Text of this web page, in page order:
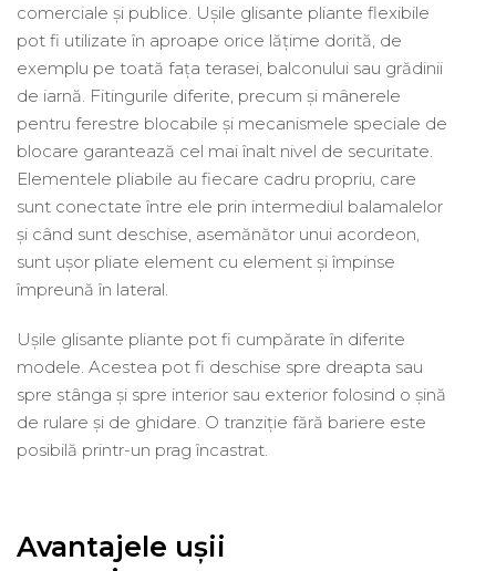
comerciale și publice. Ușile glisante pliante flexibile
pot fi utilizate în aproape orice lățime dorită, de
exemplu pe toată fața terasei, balconului sau grădinii
de iarnă. Fitingurile diferite, precum și mânerele
pentru ferestre blocabile și mecanismele speciale de
blocare garantează cel mai înalt nivel de securitate.
Elementele pliabile au fiecare cadru propriu, care
sunt conectate între ele prin intermediul balamalelor
și când sunt deschise, asemănător unui acordeon,
sunt ușor pliate element cu element și împinse
împreună în lateral.
Ușile glisante pliante pot fi cumpărate în diferite
modele. Acestea pot fi deschise spre dreapta sau
spre stânga și spre interior sau exterior folosind o șină
de rulare și de ghidare. O tranziție fără bariere este
posibilă printr-un prag încastrat.
Avantajele ușii